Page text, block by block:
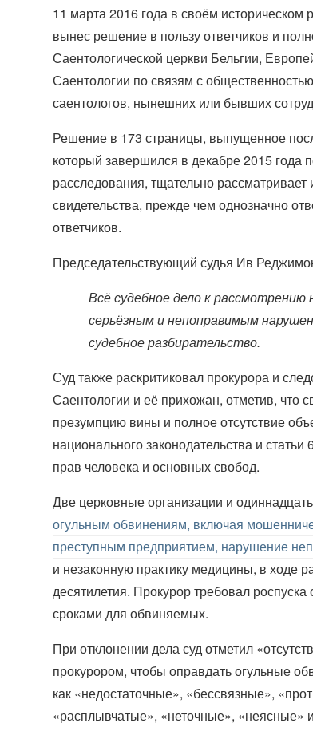
11 марта 2016 года в своём
вынес решение в пользу ответчиков и
Саентологической церкви Бельгии,
Саентологии по связям с
саентологов, нынешних или бывших
Решение в 173 страницы, выпущенное
который завершился в декабре 2015 года
расследования, тщательно
свидетельства, прежде чем однозначно
ответчиков.
Председательствующий судья Ив
Всё судебное дело к
серьёзным и непоправимым
судебное разбирательство.
Суд также раскритиковал прокурора и
Саентологии и её прихожан, отметив, что
презумпцию вины и полное отсутствие
национального законодательства и
прав человека и основных свобод.
Две церковные организации и
огульным обвинениям, включая
преступным предприятием, нарушение
и незаконную практику медицины, в ходе
десятилетия. Прокурор требовал
сроками для обвиняемых.
При отклонении дела суд отметил
прокурором, чтобы оправдать огульные
как «недостаточные», «бессвязные»,
«расплывчатые», «неточные», «неясные»